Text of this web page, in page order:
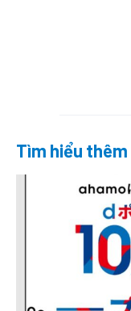
Tìm hiểu thêm